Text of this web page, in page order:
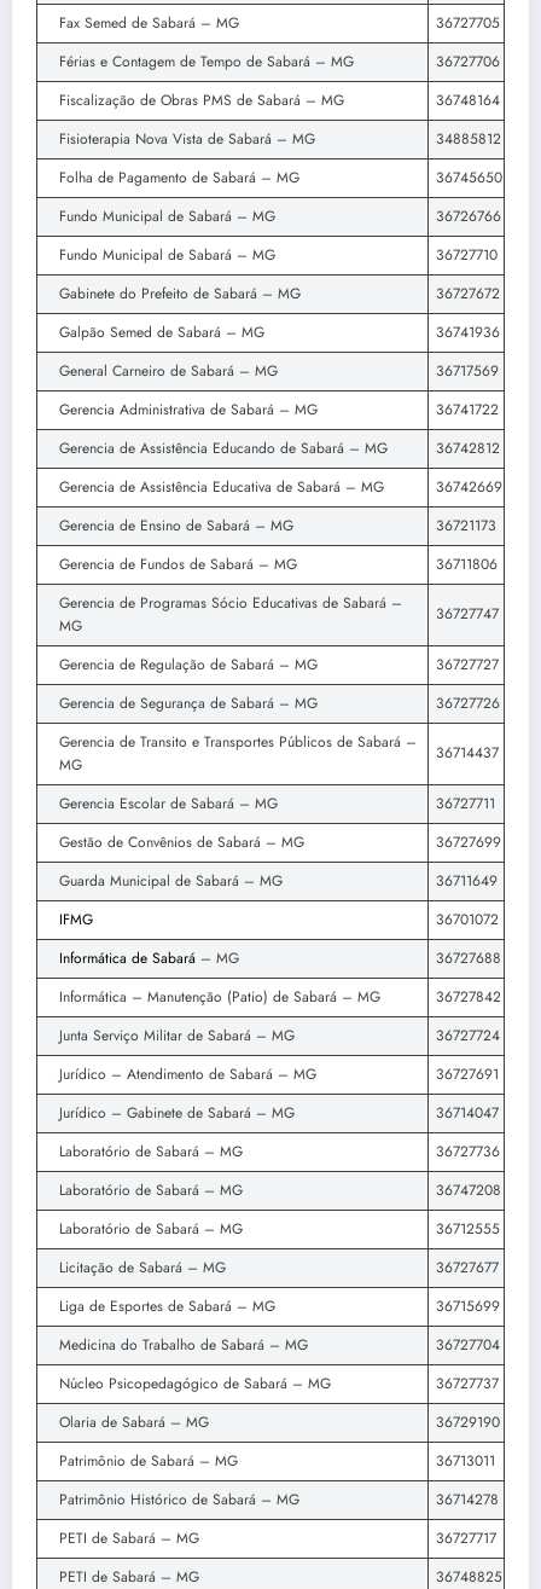
Fax Semed de Sabará – MG
36727705
Férias e Contagem de Tempo de Sabará – MG
36727706
Fiscalização de Obras PMS de Sabará – MG
36748164
Fisioterapia Nova Vista de Sabará – MG
34885812
Folha de Pagamento de Sabará – MG
36745650
Fundo Municipal de Sabará – MG
36726766
Fundo Municipal de Sabará – MG
36727710
Gabinete do Prefeito de Sabará – MG
36727672
Galpão Semed de Sabará – MG
36741936
General Carneiro de Sabará – MG
36717569
Gerencia Administrativa de Sabará – MG
36741722
Gerencia de Assistência Educando de Sabará – MG
36742812
Gerencia de Assistência Educativa de Sabará – MG
36742669
Gerencia de Ensino de Sabará – MG
36721173
Gerencia de Fundos de Sabará – MG
36711806
Gerencia de Programas Sócio Educativas de Sabará –
MG
36727747
Gerencia de Regulação de Sabará – MG
36727727
Gerencia de Segurança de Sabará – MG
36727726
Gerencia de Transito e Transportes Públicos de Sabará –
MG
36714437
Gerencia Escolar de Sabará – MG
36727711
Gestão de Convênios de Sabará – MG
36727699
Guarda Municipal de Sabará – MG
36711649
IFMG
36701072
Informática de Sabará – MG
36727688
Informática – Manutenção (Patio) de Sabará – MG
36727842
Junta Serviço Militar de Sabará – MG
36727724
Jurídico – Atendimento de Sabará – MG
36727691
Jurídico – Gabinete de Sabará – MG
36714047
Laboratório de Sabará – MG
36727736
Laboratório de Sabará – MG
36747208
Laboratório de Sabará – MG
36712555
Licitação de Sabará – MG
36727677
Liga de Esportes de Sabará – MG
36715699
Medicina do Trabalho de Sabará – MG
36727704
Núcleo Psicopedagógico de Sabará – MG
36727737
Olaria de Sabará – MG
36729190
Patrimônio de Sabará – MG
36713011
Patrimônio Histórico de Sabará – MG
36714278
PETI de Sabará – MG
36727717
PETI de Sabará – MG
36748825